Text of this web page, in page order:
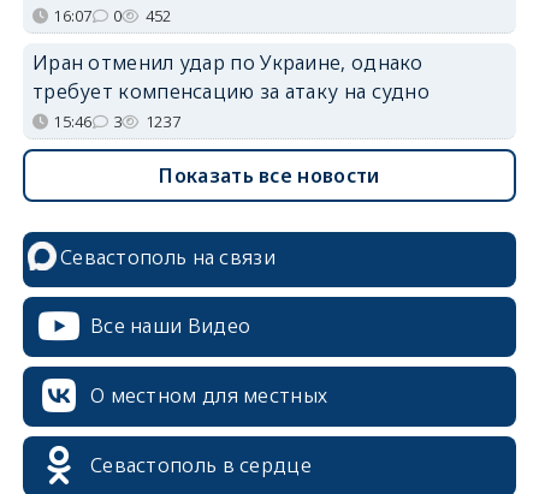
16:07 0 452
Иран отменил удар по Украине, однако
требует компенсацию за атаку на судно
15:46 3 1237
Показать все новости
Севастополь на связи
Все наши Видео
О местном для местных
Севастополь в сердце